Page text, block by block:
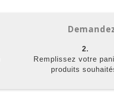
2.
Remplissez votre
produits